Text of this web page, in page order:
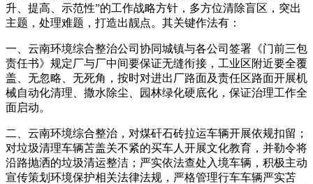
升、提高、示范性”的工作战略方针，多方位清除盲区，突出
主题，处理难题，打造出靓点。其关键作法有：
一、云南环境综合整治公司协同城镇与各公司签署《门前三包
责任书》规定厂与厂中间要保证无缝衔接，工业区附近要全覆
盖、无忽略、无死角，按时对进出厂路面及责任区路面开展机
械自动化清理、撒水除尘、园林绿化硬底化，保证治理工作全
面启动。
二、云南环境综合整治，对煤矸石砖拉运车辆开展依规扣留；
对垃圾清理车辆苫盖关不紧的买车人开展文化教育，并勒令将
沿路抛洒的垃圾清运整洁；严实依法查处入境车辆，积极主动
宣传策划环境保护相关法律法规，严格管理行车车辆严实苫